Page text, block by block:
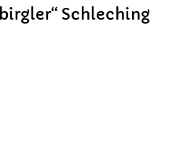
Schleching